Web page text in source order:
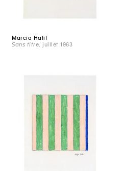
Marcia Hafif
Sans titre , juillet 1963